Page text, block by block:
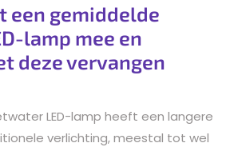
een gemiddelde
lamp mee en
deze vervangen
LED-lamp heeft een langere
verlichting, meestal tot wel